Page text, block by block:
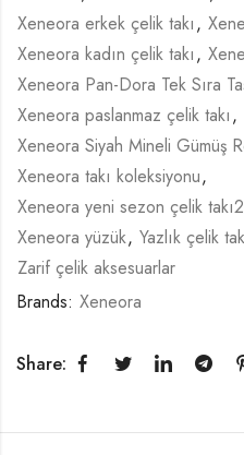
Xeneora erkek çelik takı,
Xeneora kadın çelik takı,
Xeneora Pan-Dora Tek Sıra
Xeneora paslanmaz çelik takı,
Xeneora Siyah Mineli Gümüş
Xeneora takı koleksiyonu,
Xeneora yeni sezon çelik
Xeneora yüzük, Yazlık çelik
Zarif çelik aksesuarlar
Brands: Xeneora
Share: